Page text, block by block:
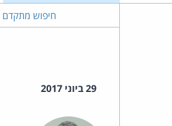
חיפוש מתקדם
29 ביוני 2017